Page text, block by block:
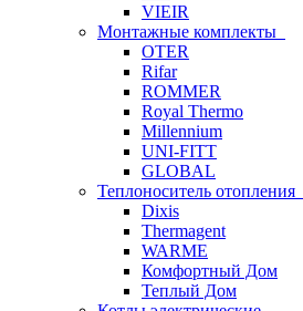
VIEIR
Монтажные комплекты
OTER
Rifar
ROMMER
Royal Thermo
Millennium
UNI-FITT
GLOBAL
Теплоноситель отопления
Dixis
Thermagent
WARME
Комфортный Дом
Теплый Дом